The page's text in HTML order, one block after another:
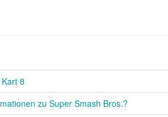
8
zu Super Smash Bros.?